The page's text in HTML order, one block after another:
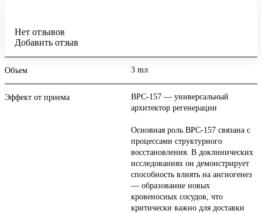
Нет отзывов
Добавить отзыв
Объем 3 mл
Эффект от приема
BPC-157 — универсальный
архитектор регенерации
Основная роль BPC-157 связана с
процессами структурного
восстановления. В доклинических
исследованиях он демонстрирует
способность влиять на ангиогенез
— образование новых
кровеносных сосудов, что
критически важно для доставки